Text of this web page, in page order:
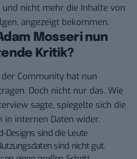
nicht mehr die Inhalte von
angezeigt bekommen.
Mosseri nun
Kritik?
Community hat nun
Doch nicht nur das. Wie
sagte, spiegelte sich die
in internen Daten wider.
Designs sind die Leute
sind nicht gut.